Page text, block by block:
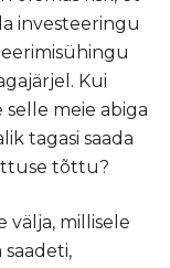
investeeringu
Kui
meie abiga
tagasi saada
tõttu?
välja, millisele